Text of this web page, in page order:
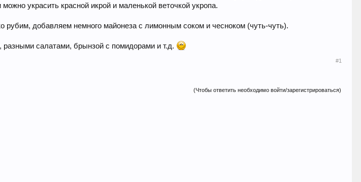
украсить красной икрой и маленькой веточкой укропа.
рубим, добавляем немного майонеза с лимонным соком и чесноком (чуть-чуть).
салатами, брынзой с помидорами и т.д.
#1
(Чтобы ответить необходимо войти/зарегистрироваться)